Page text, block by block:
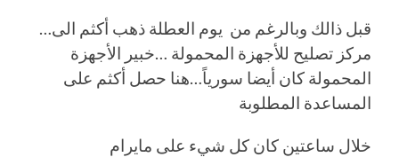
…قبل ذالك وبالرغم من يوم العطلة ذهب أكثم الى
مركز تصليح للأجهزة المحمولة …خبير الأجهزة
المحمولة كان أيضا سورياً…هنا حصل أكثم على
المساعدة المطلوبة
خلال ساعتين كان كل شيء على مايرام